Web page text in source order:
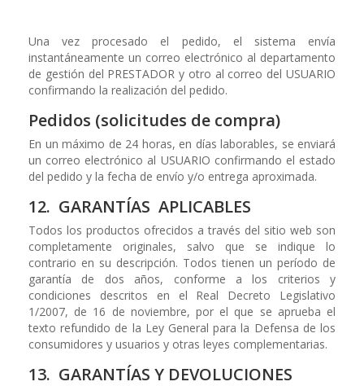
Una vez procesado el pedido, el sistema envía
instantáneamente un correo electrónico al departamento
de gestión del PRESTADOR y otro al correo del USUARIO
confirmando la realización del pedido.
Pedidos (solicitudes de compra)
En un máximo de 24 horas, en días laborables, se enviará
un correo electrónico al USUARIO confirmando el estado
del pedido y la fecha de envío y/o entrega aproximada.
12. GARANTÍAS APLICABLES
Todos los productos ofrecidos a través del sitio web son
completamente originales, salvo que se indique lo
contrario en su descripción. Todos tienen un período de
garantía de dos años, conforme a los criterios y
condiciones descritos en el Real Decreto Legislativo
1/2007, de 16 de noviembre, por el que se aprueba el
texto refundido de la Ley General para la Defensa de los
consumidores y usuarios y otras leyes complementarias.
13. GARANTÍAS Y DEVOLUCIONES